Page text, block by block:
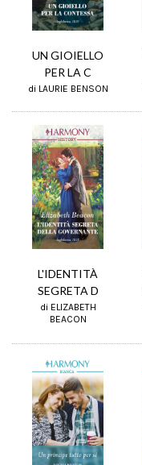
UN GIOIELLO
PER LA C
di LAURIE BENSON
L'IDENTITÀ
SEGRETA D
di ELIZABETH
BEACON